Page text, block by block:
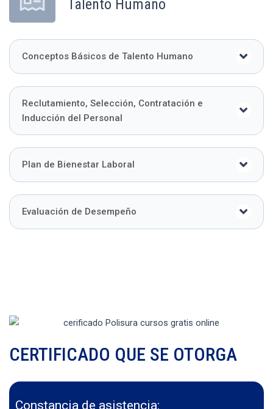
Talento Humano
Conceptos Básicos de Talento Humano
Reclutamiento, Selección, Contratación e
Inducción del Personal
Plan de Bienestar Laboral
Evaluación de Desempeño
CERTIFICADO QUE SE OTORGA
Constancia de asistencia: